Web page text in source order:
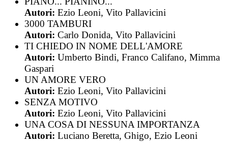
Autori: Ezio Leoni, Vito Pallavicini
3000 TAMBURI
Autori: Carlo Donida, Vito Pallavicini
TI CHIEDO IN NOME DELL'AMORE
Autori: Umberto Bindi, Franco Califano, Mimma
Gaspari
UN AMORE VERO
Autori: Ezio Leoni, Vito Pallavicini
SENZA MOTIVO
Autori: Ezio Leoni, Vito Pallavicini
UNA COSA DI NESSUNA IMPORTANZA
Autori: Luciano Beretta, Ghigo, Ezio Leoni